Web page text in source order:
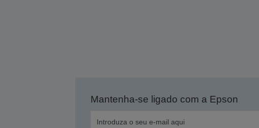
Mantenha-se ligado com a Epson